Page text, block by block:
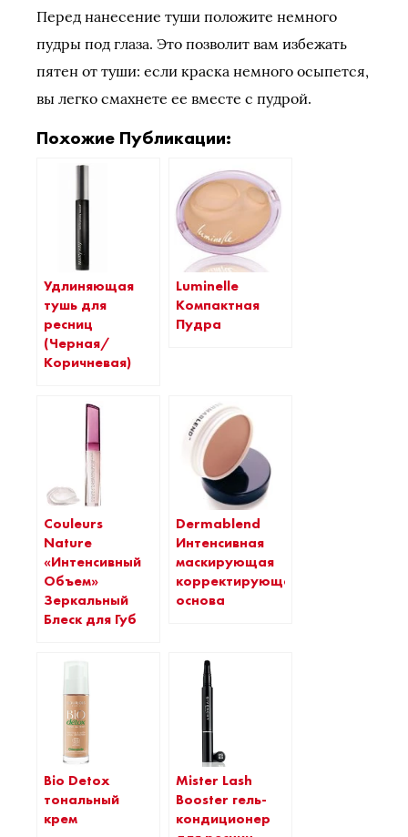
Перед нанесение туши положите немного
пудры под глаза. Это позволит вам избежать
пятен от туши: если краска немного осыпется,
вы легко смахнете ее вместе с пудрой.
Похожие Публикации:
Удлиняющая
тушь для
ресниц
(Черная/
Коричневая)
Luminelle
Компактная
Пудра
Couleurs
Nature
«Интенсивный
Объем»
Зеркальный
Блеск для Губ
Dermablend
Интенсивная
маскирующая
корректирующая
основа
Bio Detox
тональный
крем
Mister Lash
Booster гель-
кондиционер